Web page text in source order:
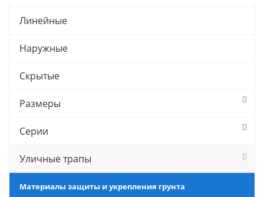
Линейные
Наружные
Скрытые
Размеры
Серии
Уличные трапы
Материалы защиты и укрепления грунта